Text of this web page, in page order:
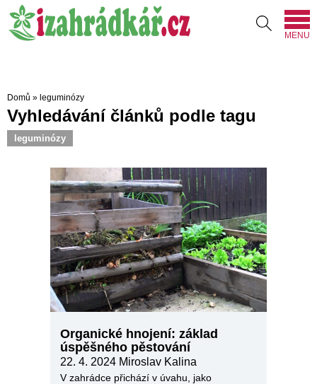
MENU
Domů » leguminózy
Vyhledávání článků podle tagu
leguminózy
Organické hnojení: základ
úspěšného pěstování
22. 4. 2024 Miroslav Kalina
V zahrádce přichází v úvahu, jako